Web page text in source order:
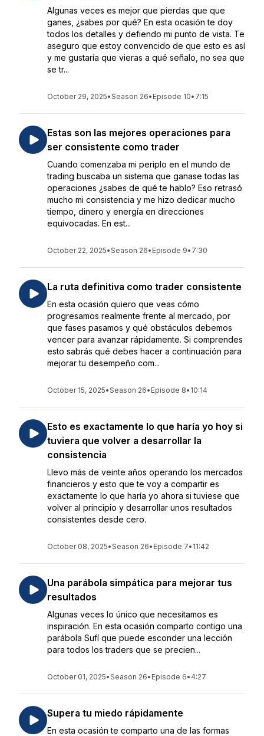
Algunas veces es mejor que pierdas que que
ganes, ¿sabes por qué? En esta ocasión te doy
todos los detalles y defiendo mi punto de vista. Te
aseguro que estoy convencido de que esto es así
y me gustaría que vieras a qué señalo, no sea que
se tr...
October 29, 2025•Season 26• Episode 10• 7:15
Estas son las mejores operaciones para
ser consistente como trader
Cuando comenzaba mi periplo en el mundo de
trading buscaba un sistema que ganase todas las
operaciones ¿sabes de qué te hablo? Eso retrasó
mucho mi consistencia y me hizo dedicar mucho
tiempo, dinero y energía en direcciones
equivocadas. En est...
October 22, 2025•Season 26• Episode 9• 7:30
La ruta definitiva como trader consistente
En esta ocasión quiero que veas cómo
progresamos realmente frente al mercado, por
que fases pasamos y qué obstáculos debemos
vencer para avanzar rápidamente. Si comprendes
esto sabrás qué debes hacer a continuación para
mejorar tu desempeño com...
October 15, 2025•Season 26• Episode 8• 10:14
Esto es exactamente lo que haría yo hoy si
tuviera que volver a desarrollar la
consistencia
Llevo más de veinte años operando los mercados
financieros y esto que te voy a compartir es
exactamente lo que haría yo ahora si tuviese que
volver al principio y desarrollar unos resultados
consistentes desde cero.
October 08, 2025•Season 26• Episode 7• 11:42
Una parábola simpática para mejorar tus
resultados
Algunas veces lo único que necesitamos es
inspiración. En esta ocasión comparto contigo una
parábola Sufí que puede esconder una lección
para todos los traders que se precien...
October 01, 2025•Season 26• Episode 6• 4:27
Supera tu miedo rápidamente
En esta ocasión te comparto una de las formas